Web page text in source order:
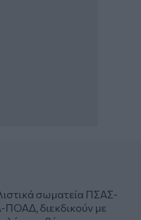
σωματεία ΠΣΑΣ-
διεκδικούν με